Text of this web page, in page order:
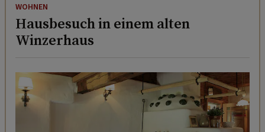
WOHNEN
Hausbesuch in einem alten
Winzerhaus